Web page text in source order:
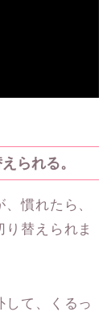
られる。
慣れたら、
替えられま
して、くるっ